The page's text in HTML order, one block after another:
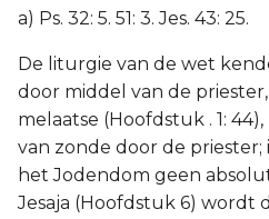
a) Ps. 32: 5. 51: 3. Jes. 43: 25.
De liturgie van de wet
door middel van de
melaatse (Hoofdstuk . 1:
van zonde door de
het Jodendom geen
Jesaja (Hoofdstuk 6) wordt